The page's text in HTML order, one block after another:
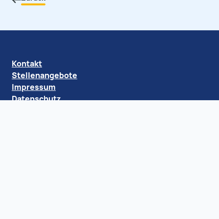
Kontakt
Stellenangebote
Impressum
Datenschutz